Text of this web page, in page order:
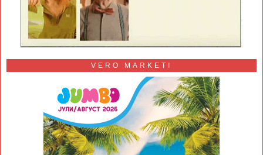
VERO MARKETI